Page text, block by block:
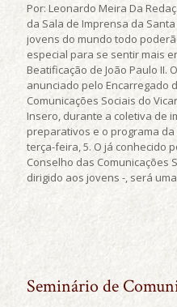
Por: Leonardo Meira Da
da Sala de Imprensa da
jovens do mundo todo
especial para se sentir mais
Beatificação de João Paulo II.
anunciado pelo Encarregado
Comunicações Sociais do
Insero, durante a coletiva de
preparativos e o programa
terça-feira, 5. O já conhecido
Conselho das Comunicações
dirigido aos jovens -, será
Seminário de